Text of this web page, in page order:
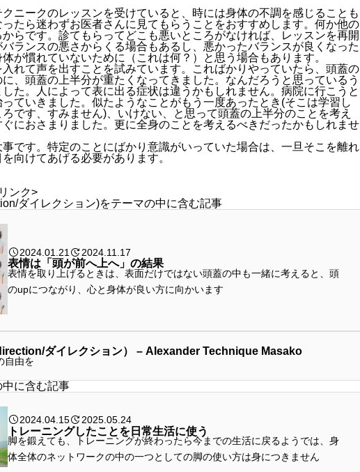
ニークのレッスンを受けていると、時には身体の不調を感じることも
たら迷わずお医者さんに見てもらうことをおすすめします。何か他の
らです。診てもらってどこも悪いところがなければ、レッスンを再開
ランスの悪さからくる場合もあるし、悪かったバランスが良くなった
が慣れていないために（これは何？）と思う場合もあります。
れて声を出すことを試みています。こればかりやっていたら、頭蓋の
、頭蓋の上半分が重たくなってきました。なんだろうと思っているう
た。人によって表に出る症状は違うかもしれません。病院に行こうと
ていきました。似たようなことがもう一度あったとき(そこは学習し
です、すみません)、いけない、と思って頭蓋の上半分のことを考え
におさまりました。更に全身のことを考えるべきだったかもしれませ
です。特定のことにばかり意識がいっていた場合は、一旦そこを離れ
向けてあげる必要があります。
ンク>
ダイレクション)をテーマの中に含む記事
2024.01.21 2024.11.17
表情は「頭が前へ上へ」の結果
表情を取り上げるときは、表面だけではない頭蓋の中も一緒に考えると、頭
のupにつながり、心と身体が良い方に向かいます
ダイレクション） – Alexander Technique Masako
自由を
に含む記事
2024.04.15 2025.05.24
トレーニングしたことを日常生活に使う
脚を鍛えても、トレーニングが終わったら今までの生活に戻るようでは、身
体全体のネットワークの中の一つとしての脚の使い方は身につきません